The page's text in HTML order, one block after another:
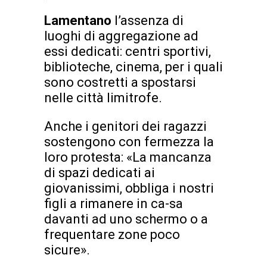
Lamentano l’assenza di
luoghi di aggregazione ad
essi dedicati: centri sportivi,
biblioteche, cinema, per i quali
sono costretti a spostarsi
nelle città limitrofe.
Anche i genitori dei ragazzi
sostengono con fermezza la
loro protesta: «La mancanza
di spazi dedicati ai
giovanissimi, obbliga i nostri
figli a rimanere in ca-sa
davanti ad uno schermo o a
frequentare zone poco
sicure».